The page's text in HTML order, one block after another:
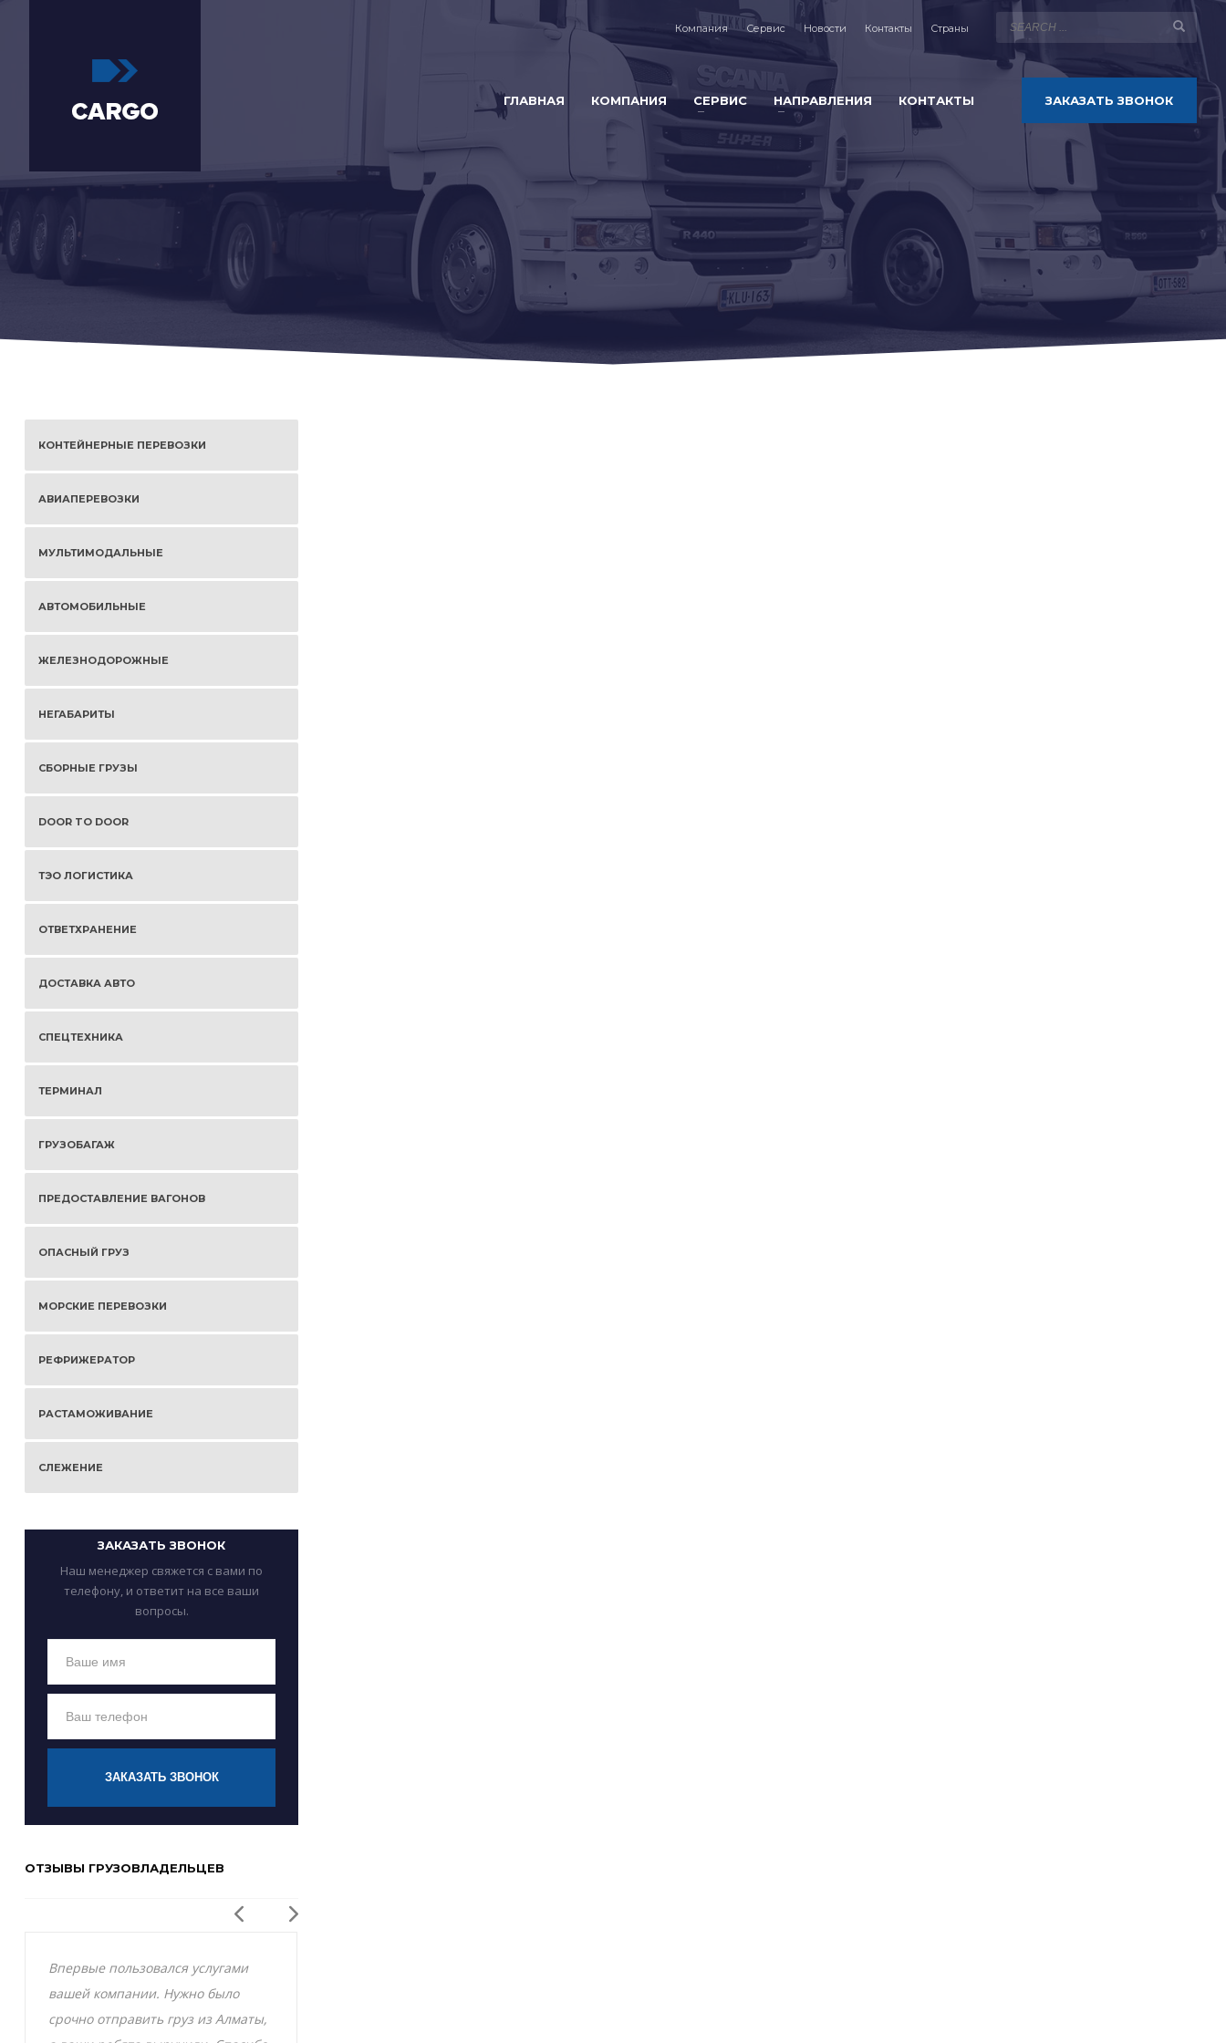
Компания Сервис Новости Контакты Страны
ГЛАВНАЯ КОМПАНИЯ СЕРВИС НАПРАВЛЕНИЯ КОНТАКТЫ ЗАКАЗАТЬ ЗВОНОК
КОНТЕЙНЕРНЫЕ ПЕРЕВОЗКИ
АВИАПЕРЕВОЗКИ
МУЛЬТИМОДАЛЬНЫЕ
АВТОМОБИЛЬНЫЕ
ЖЕЛЕЗНОДОРОЖНЫЕ
НЕГАБАРИТЫ
СБОРНЫЕ ГРУЗЫ
DOOR TO DOOR
ТЭО ЛОГИСТИКА
ОТВЕТХРАНЕНИЕ
ДОСТАВКА АВТО
СПЕЦТЕХНИКА
ТЕРМИНАЛ
ГРУЗОБАГАЖ
ПРЕДОСТАВЛЕНИЕ ВАГОНОВ
ОПАСНЫЙ ГРУЗ
МОРСКИЕ ПЕРЕВОЗКИ
РЕФРИЖЕРАТОР
РАСТАМОЖИВАНИЕ
СЛЕЖЕНИЕ
ЗАКАЗАТЬ ЗВОНОК
Наш менеджер свяжется с вами по
телефону, и ответит на все ваши
вопросы.
ЗАКАЗАТЬ ЗВОНОК
ОТЗЫВЫ ГРУЗОВЛАДЕЛЬЦЕВ
Впервые пользовался услугами
вашей компании. Нужно было
срочно отправить груз из Алматы,